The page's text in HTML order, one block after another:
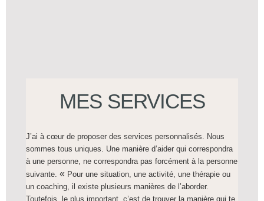
MES SERVICES
J’ai à cœur de proposer desservices personnalisés . Nous
sommes tous uniques. Une manière d’aider qui correspondra
à une personne, ne correspondra pas forcément à la personne
suivante. « Pour une situation, une activité, une thérapie ou
un coaching, il existe plusieurs manières de l’aborder.
Toutefois, le plus important, c’est de trouver la manière qui te